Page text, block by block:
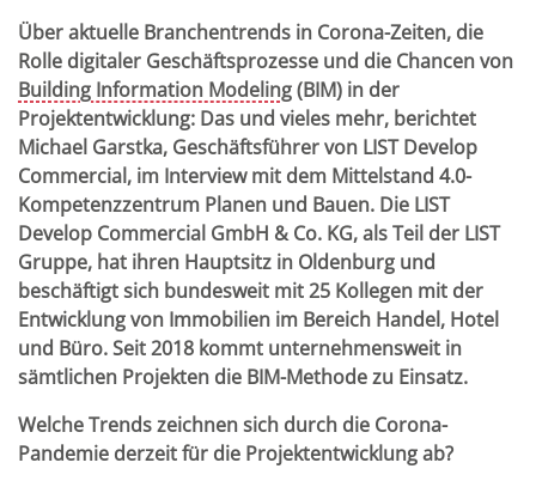
Über aktuelle Branchentrends in Corona-Zeiten, die
Rolle digitaler Geschäftsprozesse und die Chancen von
Building Information Modeling(BIM) in der
Projektentwicklung: Das und vieles mehr, berichtet
Michael Garstka, Geschäftsführer von LIST Develop
Commercial, im Interview mit dem Mittelstand 4.0-
Kompetenzzentrum Planen und Bauen. Die LIST
Develop Commercial GmbH & Co. KG, als Teil der LIST
Gruppe, hat ihren Hauptsitz in Oldenburg und
beschäftigt sich bundesweit mit 25 Kollegen mit der
Entwicklung von Immobilien im Bereich Handel, Hotel
und Büro. Seit 2018 kommt unternehmensweit in
sämtlichen Projekten die BIM-Methode zu Einsatz.
Welche Trends zeichnen sich durch die Corona-
Pandemie derzeit für die Projektentwicklung ab?